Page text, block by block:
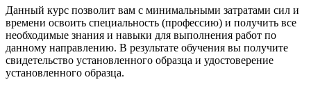
Данный курс позволит вам с минимальными затратами сил и
времени освоить специальность (профессию) и получить все
необходимые знания и навыки для выполнения работ по
данному направлению. В результате обучения вы получите
свидетельство установленного образца и удостоверение
установленного образца.